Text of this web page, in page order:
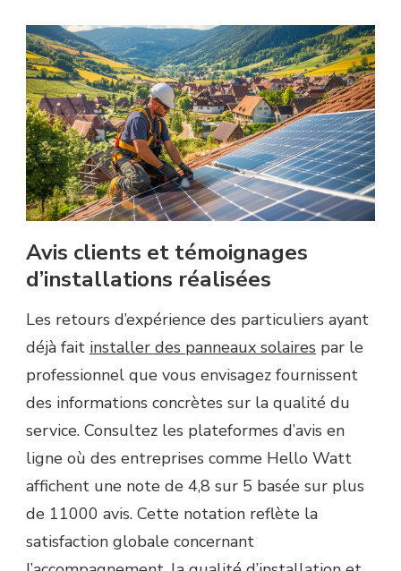
Avis clients et témoignages
d’installations réalisées
Les retours d’expérience des particuliers ayant
déjà fait installer des panneaux solaires par le
professionnel que vous envisagez fournissent
des informations concrètes sur la qualité du
service. Consultez les plateformes d’avis en
ligne où des entreprises comme Hello Watt
affichent une note de 4,8 sur 5 basée sur plus
de 11000 avis. Cette notation reflète la
satisfaction globale concernant